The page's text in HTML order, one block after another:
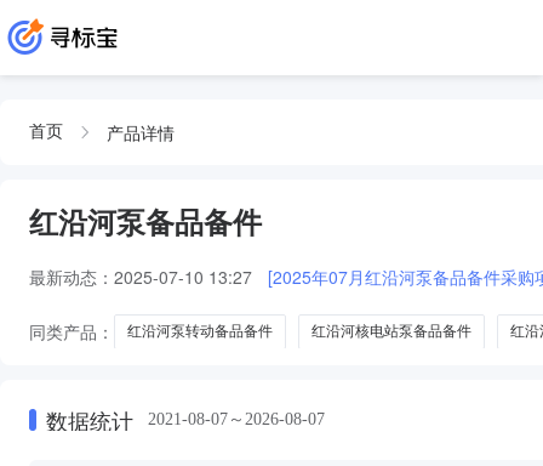
首页 产品详情
红沿河泵备品备件
最新动态： 2025-07-10 13:27 [2025年07月红沿河泵备品备件采购
同类产品： 红沿河泵转动备品备件 红沿河核电站泵备品备件 红沿
数据统计 2021-08-07～2026-08-07